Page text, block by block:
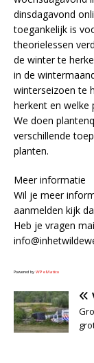
dinsdagavond
toegankelijk is
theorielessen
de winter te
in de
winterseizoen te
herkent en welke
We doen
verschillende
planten.
Meer informatie
Wil je meer
aanmelden kijk
Heb je vragen
Powered by WPeMatico